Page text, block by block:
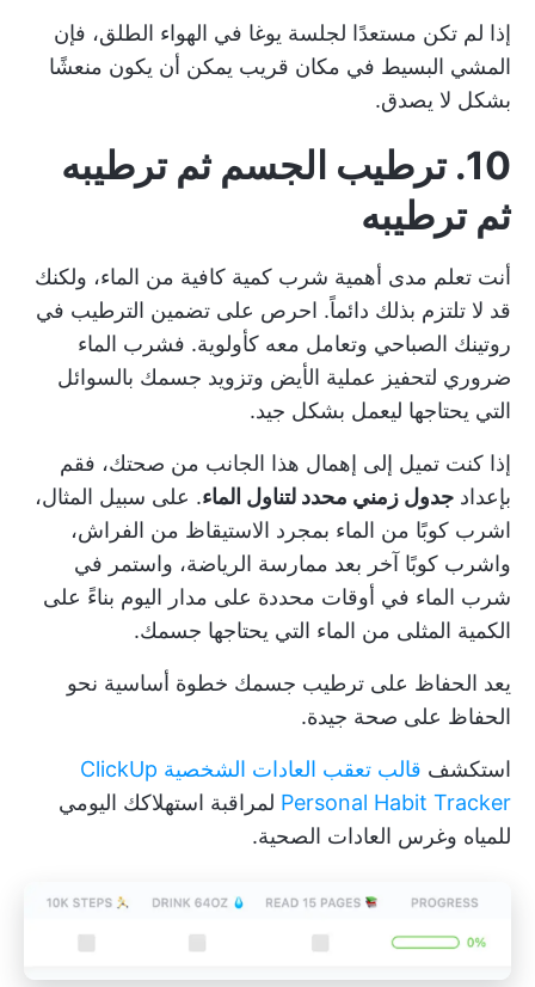
إذا لم تكن مستعدًا لجلسة يوغا في الهواء الطلق، فإن
المشي البسيط في مكان قريب يمكن أن يكون منعشًا
بشكل لا يصدق.
10. ترطيب الجسم ثم ترطيبه
ثم ترطيبه
أنت تعلم مدى أهمية شرب كمية كافية من الماء، ولكنك
قد لا تلتزم بذلك دائماً. احرص على تضمين الترطيب في
روتينك الصباحي وتعامل معه كأولوية. فشرب الماء
ضروري لتحفيز عملية الأيض وتزويد جسمك بالسوائل
التي يحتاجها ليعمل بشكل جيد.
إذا كنت تميل إلى إهمال هذا الجانب من صحتك، فقم
بإعداد جدول زمني محدد لتناول الماء. على سبيل المثال،
اشرب كوبًا من الماء بمجرد الاستيقاظ من الفراش،
واشرب كوبًا آخر بعد ممارسة الرياضة، واستمر في
شرب الماء في أوقات محددة على مدار اليوم بناءً على
الكمية المثلى من الماء التي يحتاجها جسمك.
يعد الحفاظ على ترطيب جسمك خطوة أساسية نحو
الحفاظ على صحة جيدة.
استكشف
قالب تعقب العادات الشخصية ClickUp
Personal Habit Tracker لمراقبة استهلاكك اليومي
للمياه وغرس العادات الصحية.